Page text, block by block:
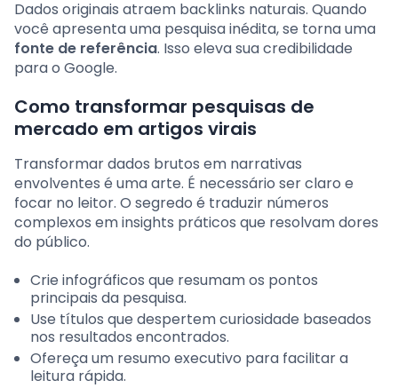
Dados originais atraem backlinks naturais. Quando
você apresenta uma pesquisa inédita, se torna uma
fonte de referência. Isso eleva sua credibilidade
para o Google.
Como transformar pesquisas de
mercado em artigos virais
Transformar dados brutos em narrativas
envolventes é uma arte. É necessário ser claro e
focar no leitor. O segredo é traduzir números
complexos em insights práticos que resolvam dores
do público.
Crie infográficos que resumam os pontos
principais da pesquisa.
Use títulos que despertem curiosidade baseados
nos resultados encontrados.
Ofereça um resumo executivo para facilitar a
leitura rápida.